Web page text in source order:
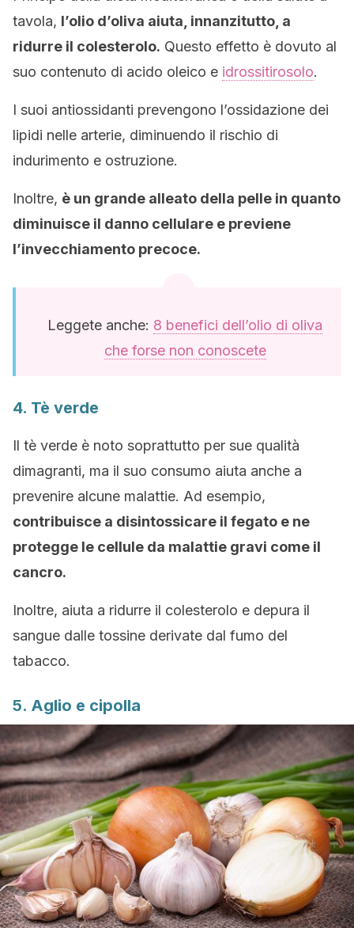
tavola, l’olio d’oliva aiuta, innanzitutto, a
ridurre il colesterolo. Questo effetto è dovuto al
suo contenuto di acido oleico e idrossitirosolo.
I suoi antiossidanti prevengono l’ossidazione dei
lipidi nelle arterie, diminuendo il rischio di
indurimento e ostruzione.
Inoltre, è un grande alleato della pelle in quanto
diminuisce il danno cellulare e previene
l’invecchiamento precoce.
Leggete anche: 8 benefici dell’olio di oliva
che forse non conoscete
4. Tè verde
Il tè verde è noto soprattutto per sue qualità
dimagranti, ma il suo consumo aiuta anche a
prevenire alcune malattie. Ad esempio,
contribuisce a disintossicare il fegato e ne
protegge le cellule da malattie gravi come il
cancro.
Inoltre, aiuta a ridurre il colesterolo e depura il
sangue dalle tossine derivate dal fumo del
tabacco.
5. Aglio e cipolla